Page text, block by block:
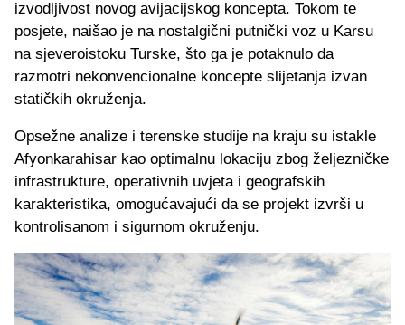
izvodljivost novog avijacijskog koncepta. Tokom te
posjete, naišao je na nostalgični putnički voz u Karsu
na sjeveroistoku Turske, što ga je potaknulo da
razmotri nekonvencionalne koncepte slijetanja izvan
statičkih okruženja.
Opsežne analize i terenske studije na kraju su istakle
Afyonkarahisar kao optimalnu lokaciju zbog željezničke
infrastrukture, operativnih uvjeta i geografskih
karakteristika, omogućavajući da se projekt izvrši u
kontrolisanom i sigurnom okruženju.